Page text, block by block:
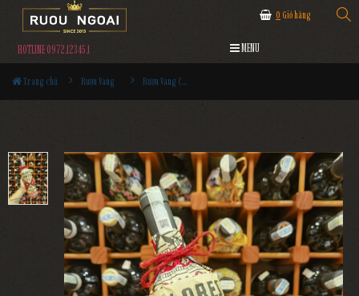
0 Giỏ hàng
HOTLINE 0972.12345.1 MENU
Trang chủ Rượu Vang Rượu Vang Colores Santos Cabernet Sauvignon Syrah